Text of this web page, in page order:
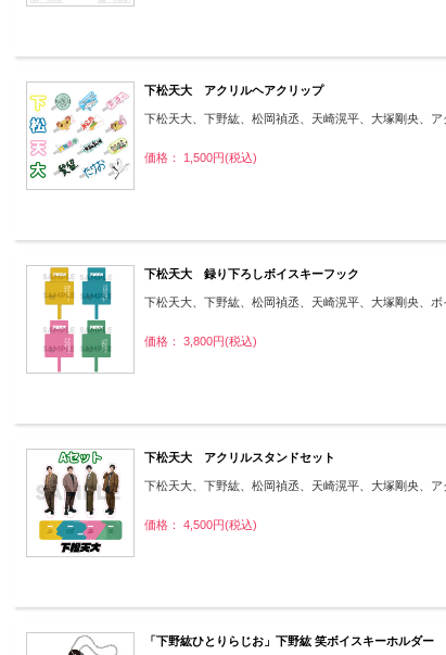
下松天大 アクリルヘアクリップ
下松天大、下野紘、松岡禎丞、天崎滉平、大塚剛央、
価格： 1,500円(税込)
下松天大 録り下ろしボイスキーフック
下松天大、下野紘、松岡禎丞、天崎滉平、大塚剛央、ボ
価格： 3,800円(税込)
下松天大 アクリルスタンドセット
下松天大、下野紘、松岡禎丞、天崎滉平、大塚剛央、
価格： 4,500円(税込)
「下野紘ひとりらじお」下野紘 笑ボイスキーホルダー